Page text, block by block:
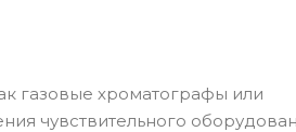
газовые хроматографы или
чувствительного